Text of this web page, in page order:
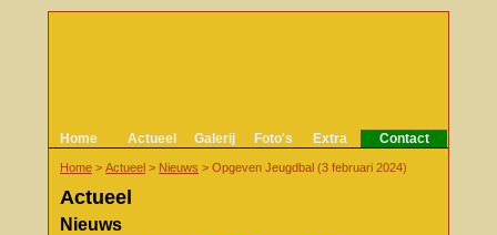
Home Actueel Galerij Foto's Extra Contact
Home > Actueel > Nieuws > Opgeven Jeugdbal (3 februari 2024)
Actueel
Nieuws